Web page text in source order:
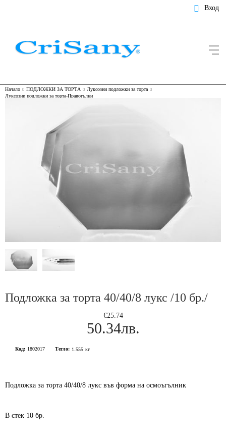
Вход
Начало ПОДЛОЖКИ ЗА ТОРТА
Луксозни подложки за торта
Луксозни подложки за торта-Правогълни
Подложка за торта 40/40/8 лукс /10 бр./
€25.74
50.34лв.
Код: 1802017 Тегло: 1.555 кг
Подложка за торта 40/40/8 лукс във форма на осмоъгълник
В стек 10 бр.